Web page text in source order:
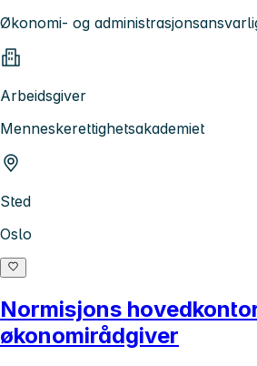
Økonomi- og
Arbeidsgiver
Menneskerettighetsakademiet
Sted
Oslo
Normisjons
økonomirådgiver